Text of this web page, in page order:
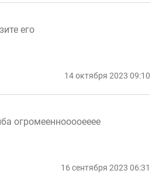
его
14 октября 2023 09:10
огромееннооооееее
16 сентября 2023 06:31